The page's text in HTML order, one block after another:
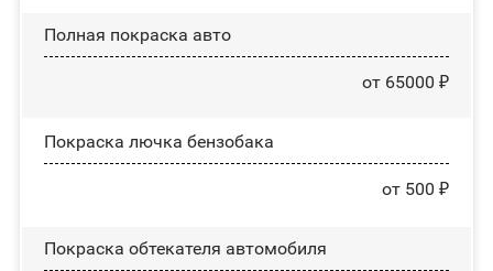
Полная покраска авто
от 65000 ₽
Покраска лючка бензобака
от 500 ₽
Покраска обтекателя автомобиля